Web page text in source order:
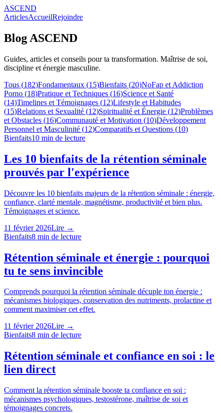
ASCEND
ArticlesAccueilRejoindre
Blog ASCEND
Guides, articles et conseils pour ta transformation. Maîtrise de soi,
discipline et énergie masculine.
Tous (182)Fondamentaux (15)Bienfaits (20)NoFap et Addiction
Porno (18)Pratique et Techniques (16)Science et Santé
(14)Timelines et Témoignages (12)Lifestyle et Habitudes
(15)Relations et Sexualité (12)Spiritualité et Énergie (12)Problèmes
et Obstacles (16)Communauté et Motivation (10)Développement
Personnel et Masculinité (12)Comparatifs et Questions (10)
Bienfaits10 min de lecture
Les 10 bienfaits de la rétention séminale
prouvés par l'expérience
Découvre les 10 bienfaits majeurs de la rétention séminale : énergie,
confiance, clarté mentale, magnétisme, productivité et bien plus.
Témoignages et science.
11 février 2026Lire →
Bienfaits8 min de lecture
Rétention séminale et énergie : pourquoi
tu te sens invincible
Comprends pourquoi la rétention séminale décuple ton énergie :
mécanismes biologiques, conservation des nutriments, prolactine et
comment maximiser cet effet.
11 février 2026Lire →
Bienfaits8 min de lecture
Rétention séminale et confiance en soi : le
lien direct
Comment la rétention séminale booste ta confiance en soi :
mécanismes psychologiques, testostérone, maîtrise de soi et
témoignages concrets.